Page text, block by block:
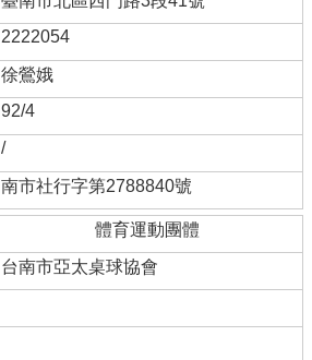
2222054
徐鶯娥
92/4
/
南市社行字第2788840號
體育運動團體
台南市亞太桌球協會